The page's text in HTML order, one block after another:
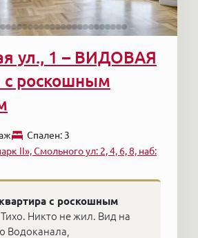
ул., 1 – ВИДОВАЯ
с роскошным
Cпален: 3
II», Смольного ул: 2, 4, 6, 8, наб:
с роскошным
Тихо. Никто не жил. Вид на
Водоканала,